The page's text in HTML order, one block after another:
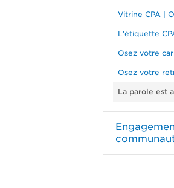
Vitrine CPA |
L'étiquette
Osez votre
Osez votre
La parole est